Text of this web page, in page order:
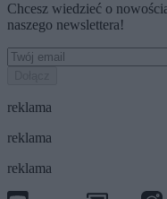
Chcesz wiedzieć o
naszego newslettera!
reklama
reklama
reklama